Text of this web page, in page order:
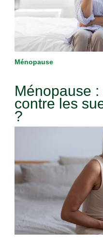
Ménopause
Ménopause
contre les
?